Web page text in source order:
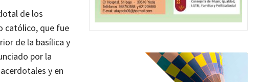
de los
católico, que fue
de la basílica y
por la
y en